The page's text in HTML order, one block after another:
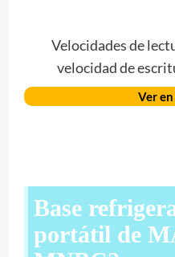
Velocidades de
velocidad de
Ver
Base
portátil de